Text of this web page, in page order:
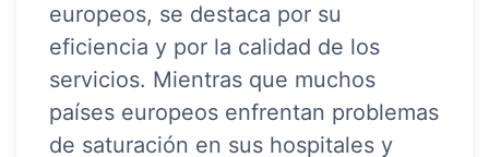
europeos, se destaca por su
eficiencia y por la calidad de los
servicios. Mientras que muchos
países europeos enfrentan problemas
de saturación en sus hospitales y